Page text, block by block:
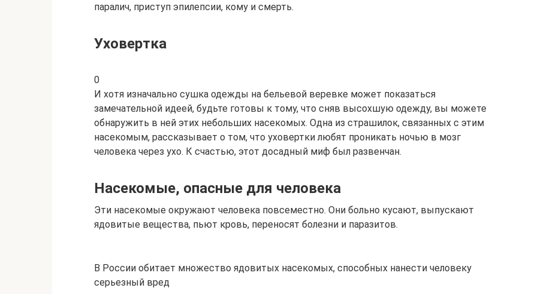
паралич, приступ эпилепсии, кому и смерть.
Уховертка
0
И хотя изначально сушка одежды на бельевой веревке может показаться
замечательной идеей, будьте готовы к тому, что сняв высохшую одежду, вы можете
обнаружить в ней этих небольших насекомых. Одна из страшилок, связанных с этим
насекомым, рассказывает о том, что уховертки любят проникать ночью в мозг
человека через ухо. К счастью, этот досадный миф был развенчан.
Насекомые, опасные для человека
Эти насекомые окружают человека повсеместно. Они больно кусают, выпускают
ядовитые вещества, пьют кровь, переносят болезни и паразитов.
В России обитает множество ядовитых насекомых, способных нанести человеку
серьезный вред